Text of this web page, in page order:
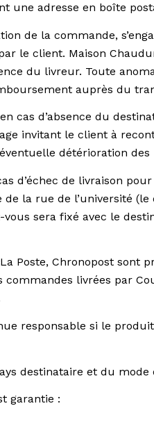
une adresse en boîte
de la commande,
le client. Maison
du livreur. Toute
auprès du
cas d’absence du
invitant le client à
détérioration
d’échec de livraison
la rue de l’université
vous sera fixé avec le
Poste, Chronopost sont
commandes livrées par
responsable si le
destinataire et du mode
garantie :